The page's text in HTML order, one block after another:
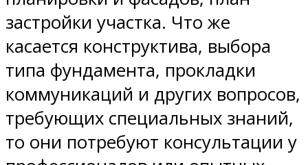
застройки участка. Что же
касается конструктива, выбора
типа фундамента, прокладки
коммуникаций и других вопросов,
требующих специальных знаний,
то они потребуют консультации у